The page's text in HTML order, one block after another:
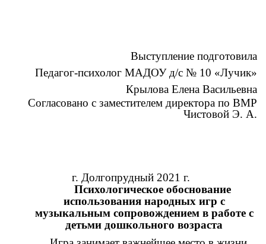
Выступление подготовила
Педагог-психолог МАДОУ д/с № 10 «Лучик»
Крылова Елена Васильевна
Согласовано с заместителем директора по ВМР
Чистовой Э. А.
г. Долгопрудный 2021 г.
Психологическое обоснование
использования народных игр с
музыкальным сопровождением в работе с
детьми дошкольного возраста